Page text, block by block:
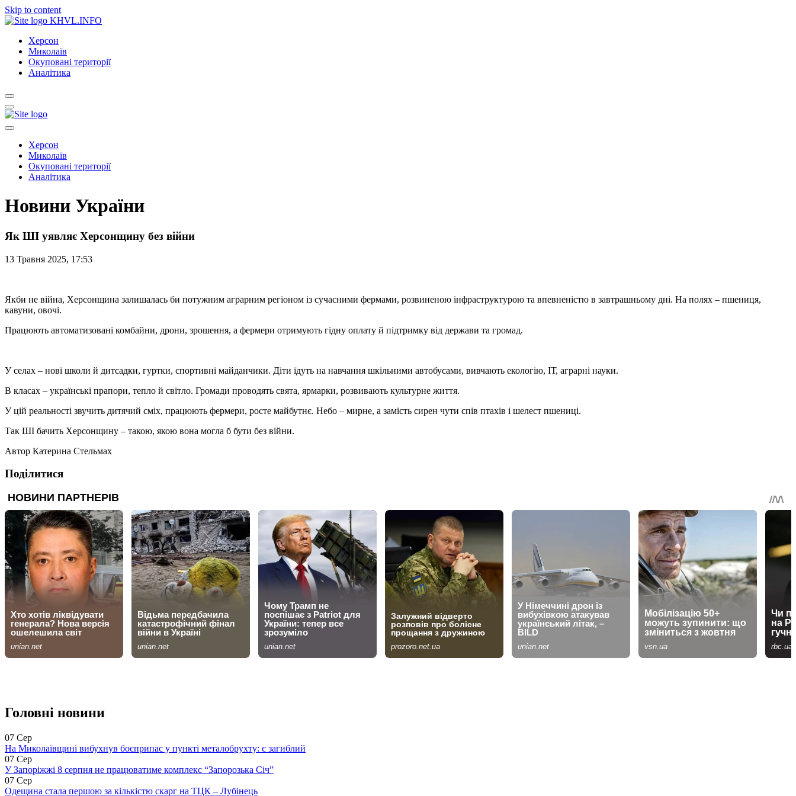
Skip to content
KHVL.INFO
Херсон
Миколаїв
Окуповані території
Аналітика
Херсон
Миколаїв
Окуповані території
Аналітика
Новини України
Як ШІ уявляє Херсонщину без війни
13 Травня 2025, 17:53
Якби не війна, Херсонщина залишалась би потужним аграрним регіоном із сучасними фермами, розвиненою інфраструктурою та впевненістю в завтрашньому дні. На полях – пшениця,
кавуни, овочі.
Працюють автоматизовані комбайни, дрони, зрошення, а фермери отримують гідну оплату й підтримку від держави та громад.
У селах – нові школи й дитсадки, гуртки, спортивні майданчики. Діти їдуть на навчання шкільними автобусами, вивчають екологію, ІТ, аграрні науки.
В класах – українські прапори, тепло й світло. Громади проводять свята, ярмарки, розвивають культурне життя.
У цій реальності звучить дитячий сміх, працюють фермери, росте майбутнє. Небо – мирне, а замість сирен чути спів птахів і шелест пшениці.
Так ШІ бачить Херсонщину – такою, якою вона могла б бути без війни.
Автор Катерина Стельмах
Поділитися
Головні новини
07 Сер
На Миколаївщині вибухнув боєприпас у пункті металобрухту: є загиблий
07 Сер
У Запоріжжі 8 серпня не працюватиме комплекс “Запорозька Січ”
07 Сер
Одещина стала першою за кількістю скарг на ТЦК – Лубінець